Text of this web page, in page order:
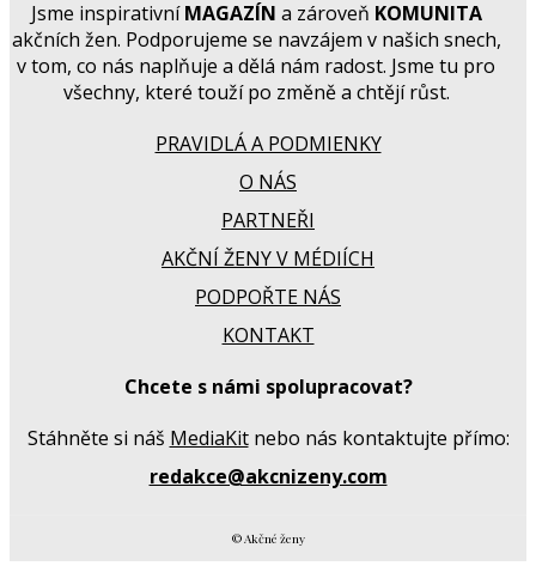
Jsme inspirativníMAGAZÍN a zároveň KOMUNITA
akčních žen. Podporujeme se navzájem v našich snech,
v tom, co nás naplňuje a dělá nám radost. Jsme tu pro
všechny, které touží po změně a chtějí růst.
PRAVIDLÁ A PODMIENKY
O NÁS
PARTNEŘI
AKČNÍ ŽENY V MÉDIÍCH
PODPOŘTE NÁS
KONTAKT
Chcete s námi spolupracovat?
Stáhněte si náš MediaKitnebo nás kontaktujte přímo:
redakce@akcnizeny.com
© Akčné ženy